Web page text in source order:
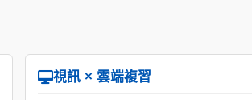
視訊 × 雲端複習